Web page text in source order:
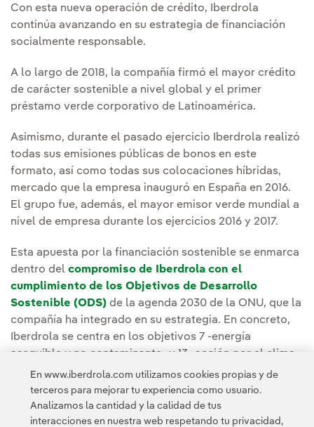
Con esta nueva operación de crédito, Iberdrola
continúa avanzando en su estrategia de financiación
socialmente responsable.
A lo largo de 2018, la compañía firmó el mayor crédito
de carácter sostenible a nivel global y el primer
préstamo verde corporativo de Latinoamérica.
Asimismo, durante el pasado ejercicio Iberdrola realizó
todas sus emisiones públicas de bonos en este
formato, así como todas sus colocaciones híbridas,
mercado que la empresa inauguró en España en 2016.
El grupo fue, además, el mayor emisor verde mundial a
nivel de empresa durante los ejercicios 2016 y 2017.
Esta apuesta por la financiación sostenible se enmarca
dentro del compromiso de Iberdrola con el
cumplimiento de los Objetivos de Desarrollo
Sostenible (ODS) de la agenda 2030 de la ONU, que la
compañía ha integrado en su estrategia. En concreto,
Iberdrola se centra en los objetivos 7 -energía
asequible y no contaminante- y 13 -acción por el clima-.
En www.iberdrola.com utilizamos cookies propias y de
terceros para mejorar tu experiencia como usuario.
Analizamos la cantidad y la calidad de tus
interacciones en nuestra web respetando tu privacidad,